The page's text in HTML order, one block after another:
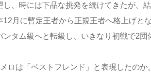
、時には下品な挑発を続けてきたが、
12月に暫定王者から正規王者へ格上げと
タム級へと転級し、いきなり初戦で2
ロは「ベストフレンド」と表現したのか